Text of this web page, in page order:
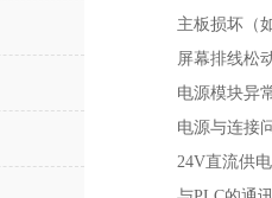
主板损坏（
屏幕排线松
电源模块异
电源与连接
24V直流供